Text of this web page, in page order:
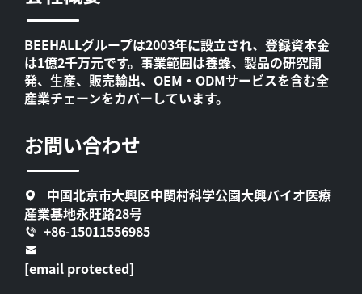
BEEHALLグループは2003年に設立され、登録資本金
は1億2千万元です。事業範囲は養蜂、製品の研究開
発、生産、販売輸出、OEM・ODMサービスを含む全
産業チェーンをカバーしています。
お問い合わせ
中国北京市大興区中関村科学公園大興バイオ医療
産業基地永旺路28号
+86-15011556985
[email protected]